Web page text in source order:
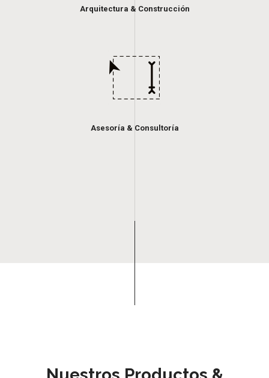
Arquitectura & Construcción
Asesoría & Consultoría